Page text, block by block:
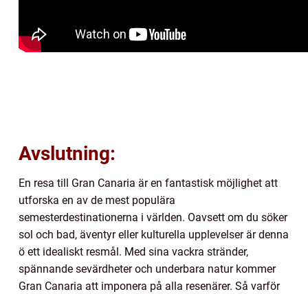
Avslutning:
En resa till Gran Canaria är en fantastisk möjlighet att
utforska en av de mest populära
semesterdestinationerna i världen. Oavsett om du söker
sol och bad, äventyr eller kulturella upplevelser är denna
ö ett idealiskt resmål. Med sina vackra stränder,
spännande sevärdheter och underbara natur kommer
Gran Canaria att imponera på alla resenärer. Så varför